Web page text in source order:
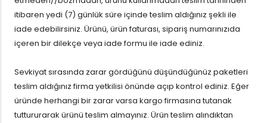
itibaren yedi (7) günlük süre içinde teslim aldığınız şekli ile
iade edebilirsiniz. Ürünü, ürün faturası, sipariş numarınızıda
içeren bir dilekçe veya iade formu ile iade ediniz.
Sevkiyat sırasında zarar gördüğünü düşündüğünüz paketleri
teslim aldığınız firma yetkilisi önünde açıp kontrol ediniz. Eğer
üründe herhangi bir zarar varsa kargo firmasına tutanak
tuttururarak ürünü teslim almayınız. Ürün teslim alındıktan